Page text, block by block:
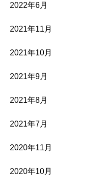
2022年6月
2021年11月
2021年10月
2021年9月
2021年8月
2021年7月
2020年11月
2020年10月